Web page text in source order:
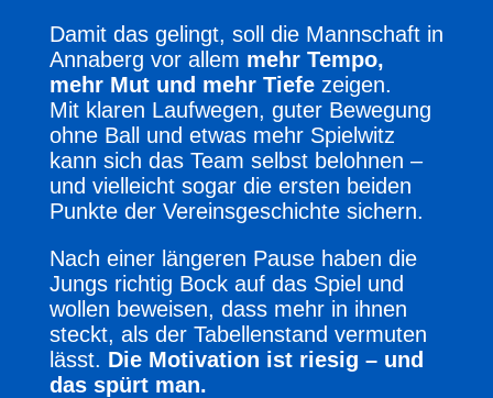
Damit das gelingt, soll die Mannschaft in
Annaberg vor allem mehr Tempo,
mehr Mut und mehr Tiefezeigen.
Mit klaren Laufwegen, guter Bewegung
ohne Ball und etwas mehr Spielwitz
kann sich das Team selbst belohnen –
und vielleicht sogar die ersten beiden
Punkte der Vereinsgeschichte sichern.
Nach einer längeren Pause haben die
Jungs richtig Bock auf das Spiel und
wollen beweisen, dass mehr in ihnen
steckt, als der Tabellenstand vermuten
lässt. Die Motivation ist riesig – und
das spürt man.